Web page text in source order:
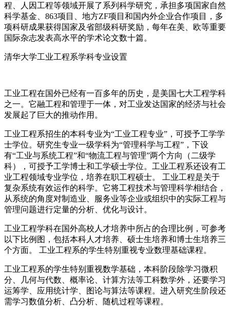
程、人因工程等领域开展了系列科学研究，承担多项国家自然
科学基金、863项目、地方ZF项目和国内外企业合作项目，多
项科研成果获得国家及省部级科研奖励，每年在美、欧等重要
国际杂志发表高水平的学术论文数十篇。
清华大学工业工程系学科专业设置
工业工程在国外已经有一百多年的历史，是美国七大工程学科
之一。它融工程和管理于一体，对工业发达国家的经济与社会
发展起了巨大的推动作用。
工业工程系招生的本科专业为“工业工程专业”，可授予工学学
士学位。研究生专业一级学科为“管理科学与工程”，下设
有“工业与系统工程”和“物流工程与管理”两个方向（二级学
科），可授予工学博士和工学硕士学位。工业工程系还设有工
业工程领域专业学位，培养在职工程硕士。 工业工程是关于
复杂系统有效运作的科学。它将工程技术与管理科学相结合，
从系统的角度对制造业、服务业等企业或组织中的实际工程与
管理问题进行定量的分析、优化与设计。
工业工程学科在国外高校人才培养中所占的合理比例，可参考
以下比例图，包括本科人才培养、硕士生培养和博士生培养三
个方面。 工业工程系的学生特别重视专业数理基础课程。
工业工程系的学生特别重视数学基础，本科阶段除学习微积
分、几何与代数、概率论、计算方法等工科数学外，还要学习
运筹学、应用统计学、图论与算法等课程。进入研究生阶段还
需学习数值分析、凸分析、随机过程等课程。